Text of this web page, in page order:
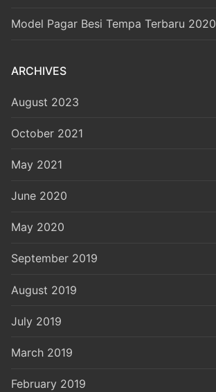
Model Pagar Besi Tempa Terbaru 2020
ARCHIVES
August 2023
October 2021
May 2021
June 2020
May 2020
September 2019
August 2019
July 2019
March 2019
February 2019